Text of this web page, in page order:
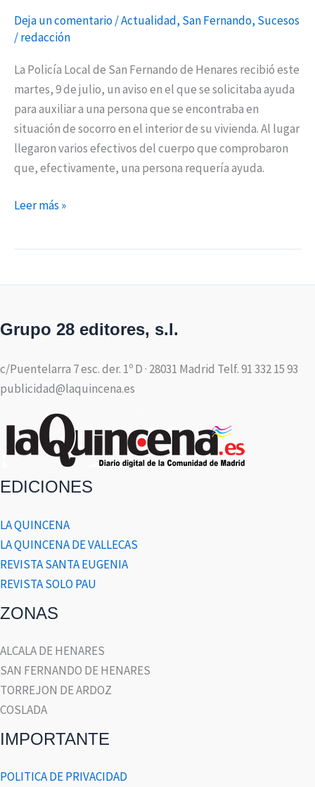
Deja un comentario/Actualidad, San Fernando, Sucesos
/redacción
La Policía Local de San Fernando de Henares recibió este
martes, 9 de julio, un aviso en el que se solicitaba ayuda
para auxiliar a una persona que se encontraba en
situación de socorro en el interior de su vivienda. Al lugar
llegaron varios efectivos del cuerpo que comprobaron
que, efectivamente, una persona requería ayuda.
caída
en
su
vivienda
Leer más »
Grupo 28 editores, s.l.
c/Puentelarra 7 esc. der. 1º D · 28031 Madrid Telf. 91 332 15 93
publicidad@laquincena.es
EDICIONES
LA QUINCENA
LA QUINCENA DE VALLECAS
REVISTA SANTA EUGENIA
REVISTA SOLO PAU
ZONAS
ALCALA DE HENARES
SAN FERNANDO DE HENARES
TORREJON DE ARDOZ
COSLADA
IMPORTANTE
POLITICA DE PRIVACIDAD